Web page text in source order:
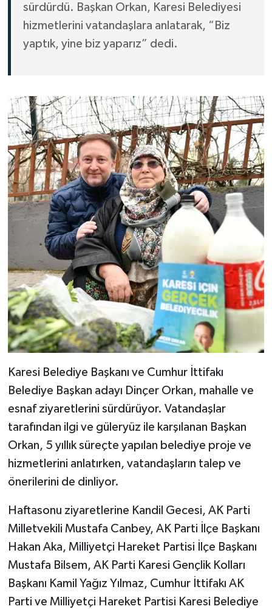
sürdürdü. Başkan Orkan, Karesi Belediyesi
hizmetlerini vatandaşlara anlatarak, “Biz
yaptık, yine biz yaparız” dedi.
Karesi Belediye Başkanı ve Cumhur İttifakı
Belediye Başkan adayı Dinçer Orkan, mahalle ve
esnaf ziyaretlerini sürdürüyor. Vatandaşlar
tarafından ilgi ve güleryüz ile karşılanan Başkan
Orkan, 5 yıllık süreçte yapılan belediye proje ve
hizmetlerini anlatırken, vatandaşların talep ve
önerilerini de dinliyor.
Haftasonu ziyaretlerine Kandil Gecesi, AK Parti
Milletvekili Mustafa Canbey, AK Parti İlçe Başkanı
Hakan Aka, Milliyetçi Hareket Partisi İlçe Başkanı
Mustafa Bilsem, AK Parti Karesi Gençlik Kolları
Başkanı Kamil Yağız Yılmaz, Cumhur İttifakı AK
Parti ve Milliyetçi Hareket Partisi Karesi Belediye